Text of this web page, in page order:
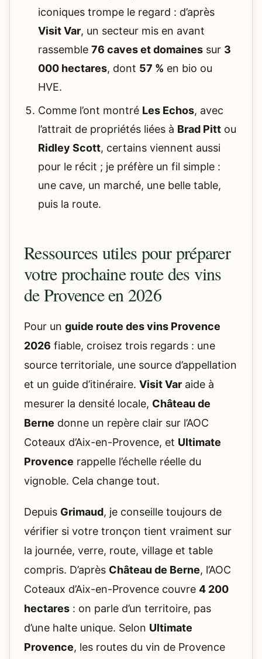
iconiques trompe le regard : d’après
Visit Var, un secteur mis en avant
rassemble 76 caves et domaines sur 3
000 hectares, dont 57 % en bio ou
HVE.
Comme l’ont montré Les Echos, avec
l’attrait de propriétés liées à Brad Pitt ou
Ridley Scott, certains viennent aussi
pour le récit ; je préfère un fil simple :
une cave, un marché, une belle table,
puis la route.
Ressources utiles pour préparer
votre prochaine route des vins
de Provence en 2026
Pour un guide route des vins Provence
2026 fiable, croisez trois regards : une
source territoriale, une source d’appellation
et un guide d’itinéraire. Visit Var aide à
mesurer la densité locale, Château de
Berne donne un repère clair sur l’AOC
Coteaux d’Aix-en-Provence, et Ultimate
Provence rappelle l’échelle réelle du
vignoble. Cela change tout.
Depuis Grimaud, je conseille toujours de
vérifier si votre tronçon tient vraiment sur
la journée, verre, route, village et table
compris. D’après Château de Berne, l’AOC
Coteaux d’Aix-en-Provence couvre 4 200
hectares : on parle d’un territoire, pas
d’une halte unique. Selon Ultimate
Provence, les routes du vin de Provence